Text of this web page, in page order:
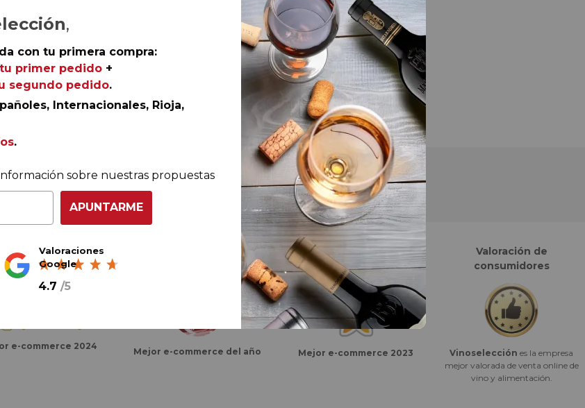
CON TOTAL CONFIANZA
Más de 180.000 clientes ya lo hacen
eCommerce
Awards España
e-commerce 2024
Ganador eAwards 2023
Mejor e-commerce del año
Finalistas eCommerce
Awards España
Mejor e-commerce 2023
Valoración de
consumidores
Vinoselección es la empresa
mejor valorada de venta online de
vino y alimentación.
,
con tu primera compra:
primer pedido+
segundo pedido.
Internacionales, Rioja,
.
sobre nuestras propuestas
APUNTARME
Valoraciones
Google
4.7 /5